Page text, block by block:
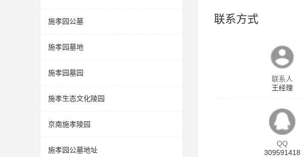
施孝园公墓
施孝园墓地
施孝园墓园
施孝生态文化陵园
京南施孝陵园
施孝园公墓地址
联系方式
联系人
王经理
QQ
309591418